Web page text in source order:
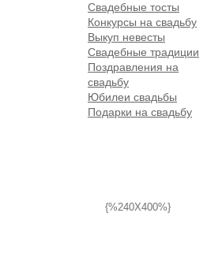
Свадебные тосты
Конкурсы на свадьбу
Выкуп невесты
Свадебные традиции
Поздравления на
свадьбу
Юбилеи свадьбы
Подарки на свадьбу
{%240X400%}